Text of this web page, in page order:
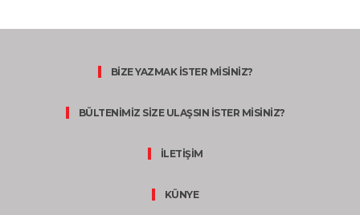
BİZE YAZMAK İSTER MİSİNİZ?
BÜLTENİMİZ SİZE ULAŞSIN İSTER MİSİNİZ?
İLETİŞİM
KÜNYE